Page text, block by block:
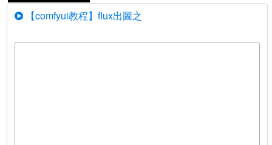
【comfyui教程】flux出圖之